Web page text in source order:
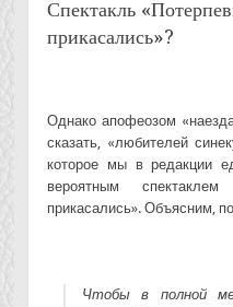
Спектакль
прикасались»?
Однако апофеозом
сказать, «любителей
которое мы в редакции
вероятным
прикасались». Объясним,
Чтобы в полной